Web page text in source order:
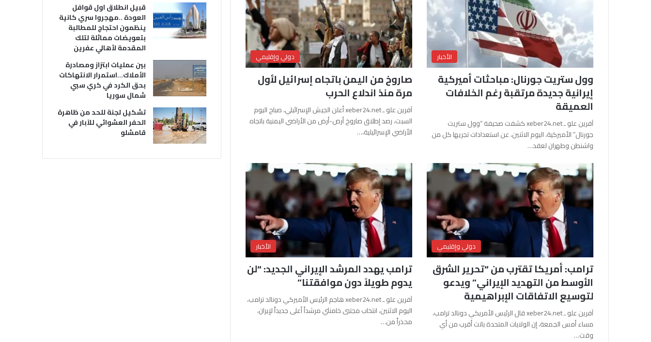
الأخبار
وول ستريت جورنال: مباحثات أميركية
إيرانية جديدة مرتقبة رغم الخلافات
العميقة
آفرين علو ـ xeber24.net كشفت صحيفة “وول ستريت
جورنال” الأميركية، اليوم الاثنين، عن استعدادات تجريها كل من
واشنطن وطهران لعقد…
دولي وإقليمي
صاروخ من اليمن باتجاه إسرائيل لأول
مرة منذ اندلاع الحرب
آفرين علو ـ xeber24.net أعلن الجيش الإسرائيلي، صباح اليوم
السبت، رصد إطلاق صاروخ أرض-أرض من الأراضي اليمنية باتجاه
الأراضي الإسرائيلية،…
دولي وإقليمي
ترامب: أمريكا تقترب من “تحرير الشرق
الأوسط من التهديد الإيراني” ويدعو
لتوسيع الاتفاقات الإبراهيمية
آفرين علو ـ xeber24.net قال الرئيس الأمريكي دونالد ترامب،
مساء أمس الجمعة، إن الولايات المتحدة باتت أقرب من أي
وقت…
الأخبار
ترامب يهدد المرشد الإيراني الجديد: “لن
يدوم طويلاً دون موافقتنا”
آفرين علو ـ xeber24.net هاجم الرئيس الأميركي دونالد ترامب،
اليوم الاثنين، انتخاب مجتبى خامنئي مرشداً أعلى جديداً لإيران،
محذراً من…
قبيل انطلاق اول قوافل
العودة ..مهجروا سري كانية
ينظمون احتجاج للمطالبة
بتعويضات مماثلة لتلك
المقدمة لأهالي عفرين
بين عمليات ابتزاز ومصادرة
الأملاك…استمرار الانتهاكات
بحق الكرد في كري سبي
شمال سوريا
تشكيل لجنة للحد من ظاهرة
الحفر العشوائي للآبار في
قامشلو